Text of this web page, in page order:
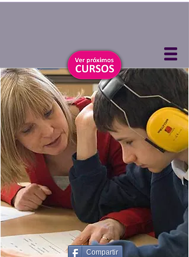
Compartir